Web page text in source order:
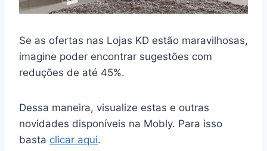
Se as ofertas nas Lojas KD estão maravilhosas,
imagine poder encontrar sugestões com
reduções de até 45%.
Dessa maneira, visualize estas e outras
novidades disponíveis na Mobly. Para isso
basta clicar aqui.